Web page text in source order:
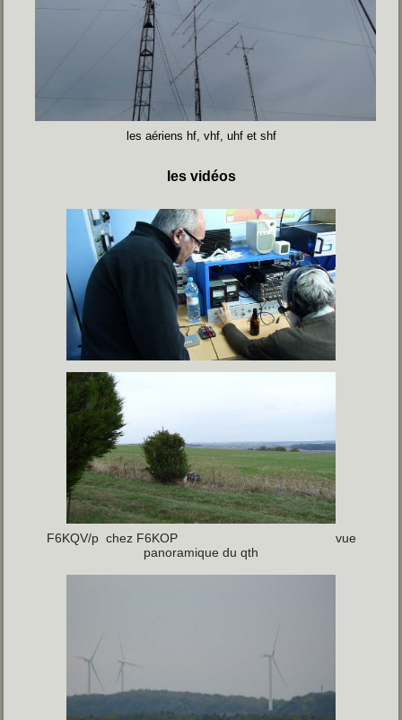
les aériens hf, vhf, uhf et shf
les vidéos
F6KQV/p chez F6KOP vue
panoramique du qth